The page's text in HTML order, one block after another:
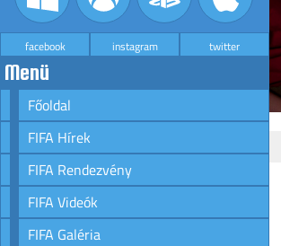
facebook instagram twitter
Menü
Főoldal
FIFA Hírek
FIFA Rendezvény
FIFA Videók
FIFA Galéria